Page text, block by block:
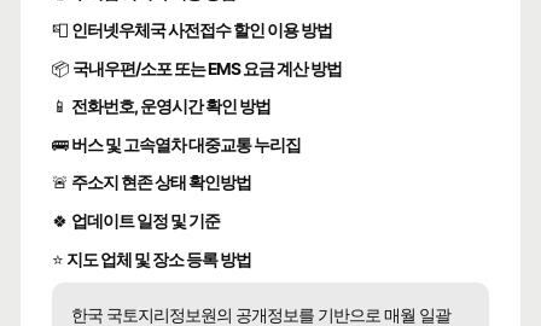
📮 인터넷우체국 사전접수 할인 이용 방법
📦 국내우편/소포 또는 EMS 요금 계산 방법
📱 전화번호, 운영시간 확인 방법
🚌버스 및 고속열차 대중교통 누리집
🚨 주소지 현존 상태 확인방법
🍀 업데이트 일정 및 기준
⭐ 지도 업체 및 장소 등록 방법
한국 국토지리정보원의 공개정보를 기반으로 매월 일괄